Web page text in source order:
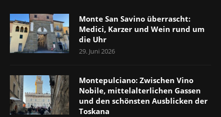
Monte San Savino überrascht:
Medici, Karzer und Wein rund um
die Uhr
29. Juni 2026
Montepulciano: Zwischen Vino
Nobile, mittelalterlichen Gassen
und den schönsten Ausblicken der
Toskana